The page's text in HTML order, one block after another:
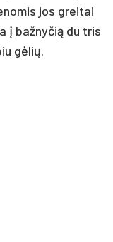
jos grei­tai
į baž­ny­čią du tris
gė­lių.